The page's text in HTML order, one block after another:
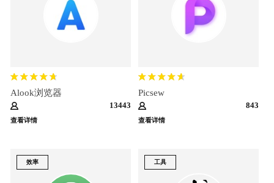
Alook浏览器
13443
查看详情
Picsew
843
查看详情
效率 工具